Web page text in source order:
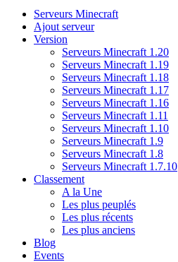
Serveurs Minecraft
Ajout serveur
Version
Serveurs Minecraft 1.20
Serveurs Minecraft 1.19
Serveurs Minecraft 1.18
Serveurs Minecraft 1.17
Serveurs Minecraft 1.16
Serveurs Minecraft 1.11
Serveurs Minecraft 1.10
Serveurs Minecraft 1.9
Serveurs Minecraft 1.8
Serveurs Minecraft 1.7.10
Classement
A la Une
Les plus peuplés
Les plus récents
Les plus anciens
Blog
Events